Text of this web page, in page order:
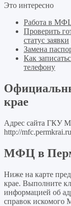
Это интересно
Работа в
Проверить
статус заявки
Замена
Как
телефону
крае
Адрес сайта ГКУ
http://
МФЦ в
Ниже на карте
крае. Выполните
информацией об
справок